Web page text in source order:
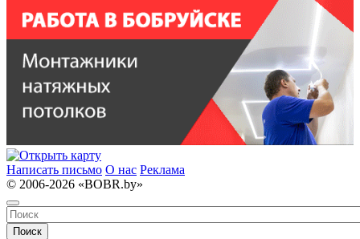
Написать письмо О нас Реклама
© 2006-2026 «BOBR.by»
Поиск